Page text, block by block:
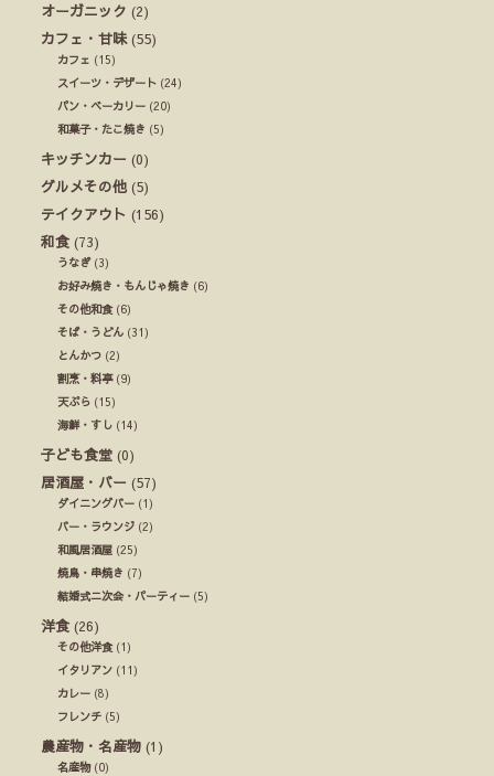
オーガニック (2)
カフェ・甘味(55)
カフェ (15)
スイーツ・デザート (24)
パン・ベーカリー (20)
和菓子・たこ焼き (5)
キッチンカー (0)
グルメその他 (5)
テイクアウト (156)
和食 (73)
うなぎ(3)
お好み焼き・もんじゃ焼き (6)
その他和食(6)
そば・うどん (31)
とんかつ (2)
割烹・料亭(9)
天ぷら (15)
海鮮・すし (14)
子ども食堂 (0)
居酒屋・バー (57)
ダイニングバー (1)
バー・ラウンジ (2)
和風居酒屋 (25)
焼鳥・串焼き (7)
結婚式ニ次会・パーティー (5)
洋食 (26)
その他洋食(1)
イタリアン (11)
カレー (8)
フレンチ (5)
農産物・名産物 (1)
名産物(0)